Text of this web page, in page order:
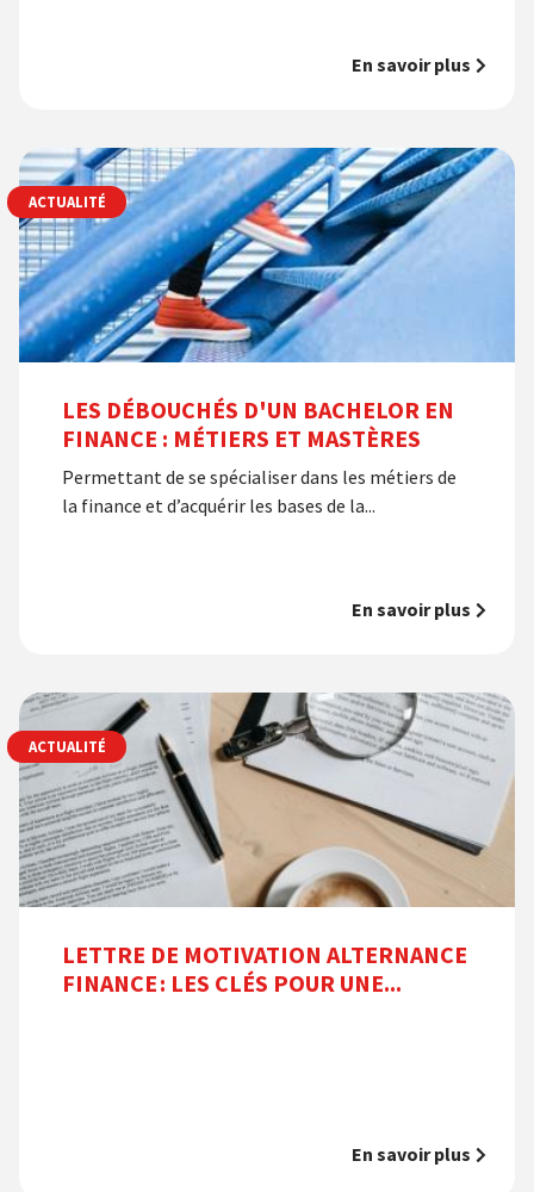
En savoir plus
LES DÉBOUCHÉS D'UN BACHELOR EN
FINANCE : MÉTIERS ET MASTÈRES
Permettant de se spécialiser dans les métiers de
la finance et d’acquérir les bases de la...
En savoir plus
ACTUALITÉ
LETTRE DE MOTIVATION ALTERNANCE
FINANCE : LES CLÉS POUR UNE...
En savoir plus
ACTUALITÉ